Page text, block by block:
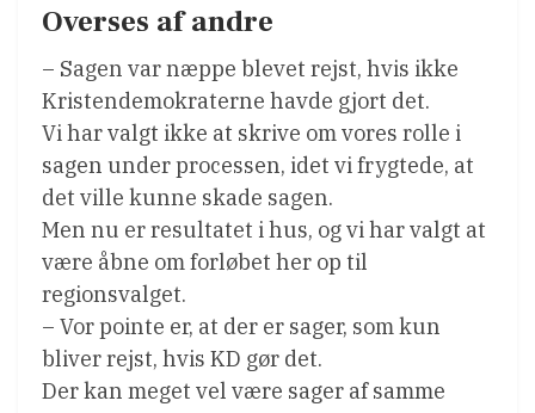
Overses af andre
– Sagen var næppe blevet rejst, hvis ikke
Kristendemokraterne havde gjort det.
Vi har valgt ikke at skrive om vores rolle i
sagen under processen, idet vi frygtede, at
det ville kunne skade sagen.
Men nu er resultatet i hus, og vi har valgt at
være åbne om forløbet her op til
regionsvalget.
– Vor pointe er, at der er sager, som kun
bliver rejst, hvis KD gør det.
Der kan meget vel være sager af samme